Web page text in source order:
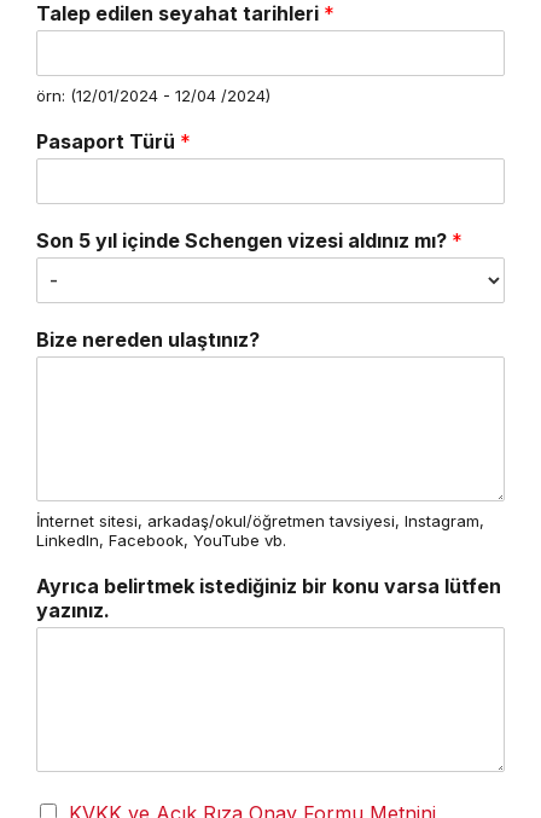
Talep edilen seyahat tarihleri *
örn: (12/01/2024 - 12/04 /2024)
Pasaport Türü *
Son 5 yıl içinde Schengen vizesi aldınız mı? *
Bize nereden ulaştınız?
İnternet sitesi, arkadaş/okul/öğretmen tavsiyesi, Instagram,
LinkedIn, Facebook, YouTube vb.
Ayrıca belirtmek istediğiniz bir konu varsa lütfen
yazınız.
KVKK ve Açık Rıza Onay Formu Metnini